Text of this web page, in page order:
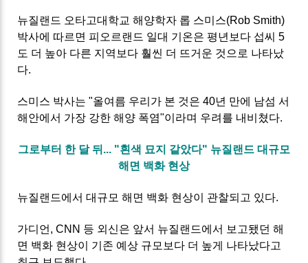
뉴질랜드 오타고대학교 해양학자 롭 스미스(Rob Smith)
박사에 따르면 피오르랜드 일대 기온은 평년보다 섭씨 5
도 더 높아 다른 지역보다 훨씬 더 뜨거운 것으로 나타났
다.
스미스 박사는 "올여름 우리가 본 것은 40년 만에 남섬 서
해안에서 가장 강한 해양 폭염"이라며 우려를 내비쳤다.
그로부터 한 달 뒤... "흰색 묘지 같았다" 뉴질랜드 대규모
해면 백화 현상
뉴질랜드에서 대규모 해면 백화 현상이 관찰되고 있다.
가디언, CNN 등 외신은 앞서 뉴질랜드에서 보고됐던 해
면 백화 현상이 기존 예상 규모보다 더 높게 나타났다고